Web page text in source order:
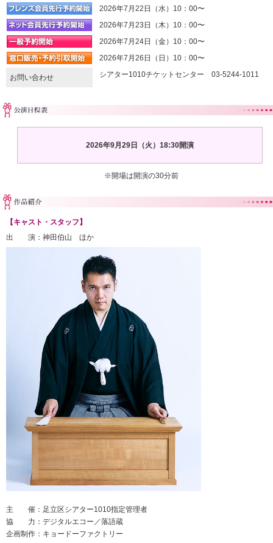
2026年7月22日（水）10：00〜
2026年7月23日（木）10：00〜
2026年7月24日（金）10：00〜
2026年7月26日（日）10：00〜
お問い合わせ シアター1010チケットセンター 03-5244-1011
2026年9月29日（火）18:30開演
※開場は開演の30分前
【キャスト・スタッフ】
出 演：神田伯山 ほか
主 催：足立区シアター1010指定管理者
協 力：デジタルエコー／落語蔵
企画制作：キョードーファクトリー